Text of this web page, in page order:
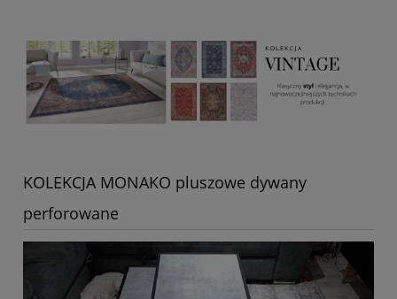
KOLEKCJA MONAKO pluszowe dywany
perforowane